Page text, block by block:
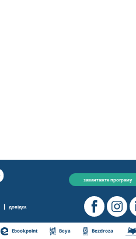
завантажте програму
| довідка
Ebookpoint Beya Bezdroza